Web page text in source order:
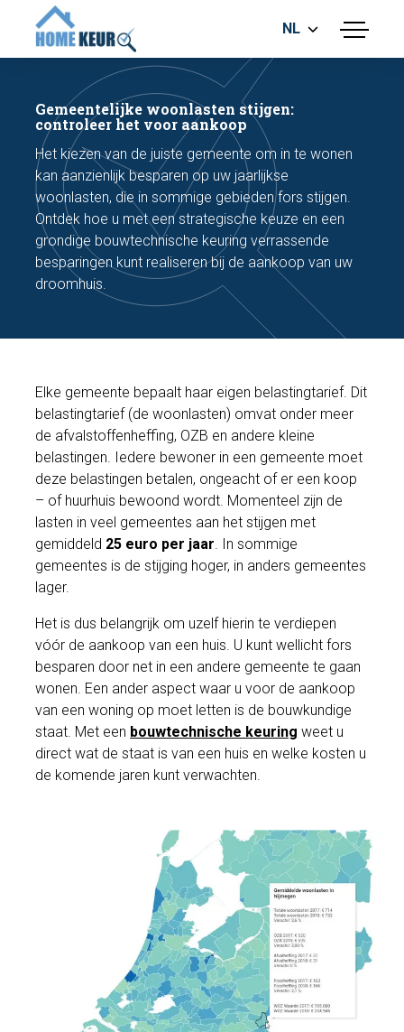
menu
BOUWKUNDIGE KEURING
ENERGIELABEL
MEETRAPPORT
FUNDERINGSRISICO ONDERZOEK
NL
Maak een afspraak
Gemeentelijke woonlasten stijgen:
controleer het voor aankoop
Het kiezen van de juiste gemeente om in te wonen
kan aanzienlijk besparen op uw jaarlijkse
woonlasten, die in sommige gebieden fors stijgen.
Ontdek hoe u met een strategische keuze en een
grondige bouwtechnische keuring verrassende
besparingen kunt realiseren bij de aankoop van uw
droomhuis.
Elke gemeente bepaalt haar eigen belastingtarief. Dit
belastingtarief (de woonlasten) omvat onder meer
de afvalstoffenheffing, OZB en andere kleine
belastingen. Iedere bewoner in een gemeente moet
deze belastingen betalen, ongeacht of er een koop
– of huurhuis bewoond wordt. Momenteel zijn de
lasten in veel gemeentes aan het stijgen met
gemiddeld 25 euro per jaar. In sommige
gemeentes is de stijging hoger, in anders gemeentes
lager.
Het is dus belangrijk om uzelf hierin te verdiepen
vóór de aankoop van een huis. U kunt wellicht fors
besparen door net in een andere gemeente te gaan
wonen. Een ander aspect waar u voor de aankoop
van een woning op moet letten is de bouwkundige
staat. Met een bouwtechnische keuring weet u
direct wat de staat is van een huis en welke kosten u
de komende jaren kunt verwachten.